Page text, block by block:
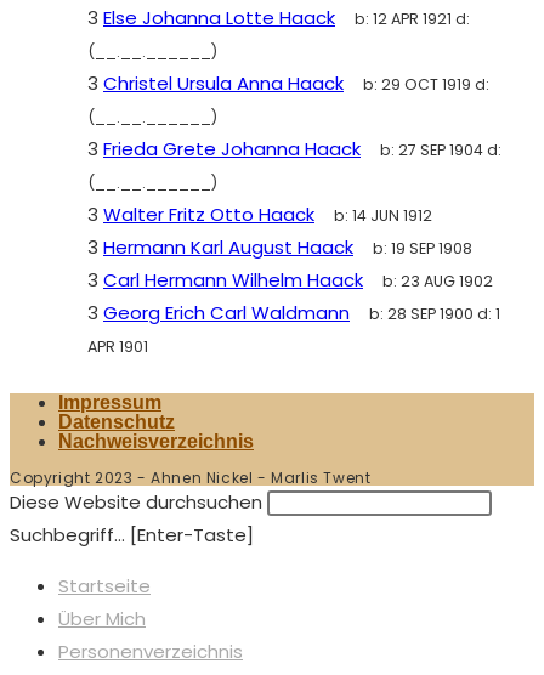
3 Else Johanna Lotte Haack b: 12 APR 1921 d:
(__.__.______)
3 Christel Ursula Anna Haack b: 29 OCT 1919 d:
(__.__.______)
3 Frieda Grete Johanna Haack b: 27 SEP 1904d:
(__.__.______)
3 Walter Fritz Otto Haack b: 14 JUN 1912
3 Hermann Karl August Haack b: 19 SEP 1908
3 Carl Hermann Wilhelm Haack b: 23 AUG 1902
3 Georg Erich Carl Waldmann b: 28 SEP 1900 d: 1
APR 1901
Impressum
Datenschutz
Nachweisverzeichnis
Copyright 2023 - Ahnen Nickel - Marlis Twent
Diese Website durchsuchen
Suchbegriff... [Enter-Taste]
Startseite
Über Mich
Personenverzeichnis